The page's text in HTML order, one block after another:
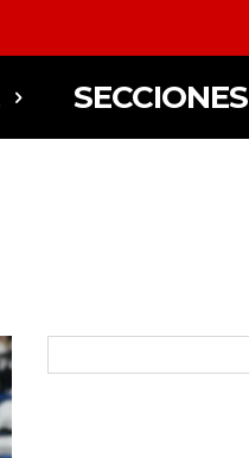
SECCIONES